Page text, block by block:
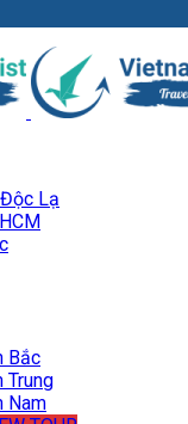
Lạ
Bắc
Trung
Nam